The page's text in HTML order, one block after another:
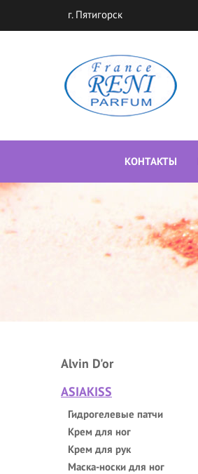
г. Пятигорск
КОНТАКТЫ
Alvin D'or
ASIAKISS
Гидрогелевые патчи
Крем для ног
Крем для рук
Маска-носки для ног